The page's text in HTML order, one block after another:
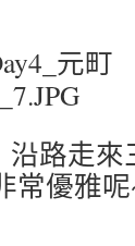
路走
常優雅